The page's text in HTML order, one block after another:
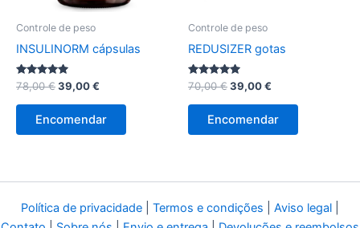
Controle de peso
INSULINORM cápsulas
Avaliação
5.00
de 5
78,00€O
original
era:
39,00€
é:
Encomendar
Controle de peso
REDUSIZER gotas
Avaliação
5.00
de 5
70,00€O
original
era:
39,00€
é:
Encomendar
Política de privacidade Termos e condições Aviso legal